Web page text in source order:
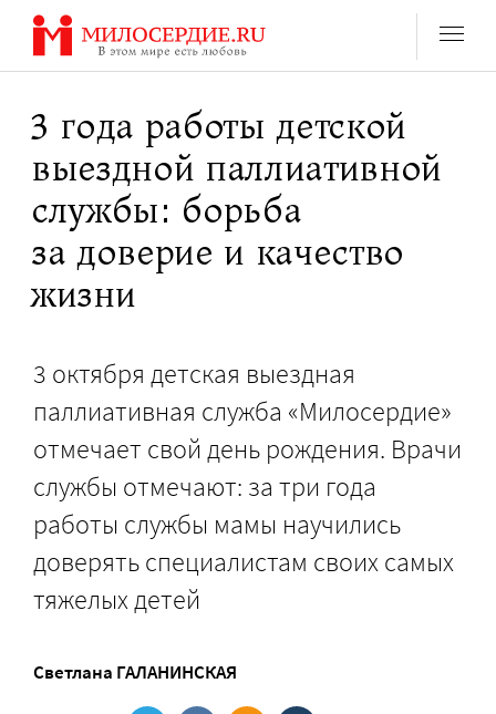
Перейти
содержанию
3 года работы детской
выездной паллиативной
службы: борьба
за доверие и качество
жизни
3 октября детская выездная
паллиативная служба «Милосердие»
отмечает свой день рождения. Врачи
службы отмечают: за три года
работы службы мамы научились
доверять специалистам своих самых
тяжелых детей
Светлана ГАЛАНИНСКАЯ